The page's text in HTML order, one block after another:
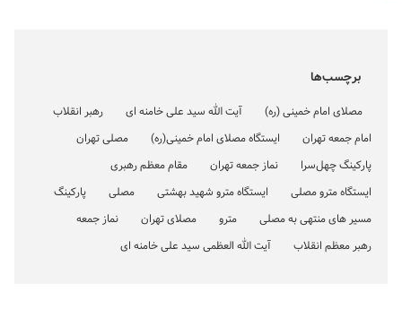
برچسب‌ها
مصلای امام خمینی (ره) آیت الله سید علی خامنه ای
رهبر انقلاب
امام جمعه تهران
ایستگاه مصلای امام خمینی(ره)
مصلی تهران
پارکینگ چهل‌سرا
نماز جمعه تهران
مقام معظم رهبری
ایستگاه مترو مصلی
ایستگاه مترو شهید بهشتی مصلی
پارکینگ
مسیر های منتهی به مصلی
مترو مصلای تهران
نماز جمعه
رهبر معظم انقلاب
آیت الله العظمی سید علی خامنه ای